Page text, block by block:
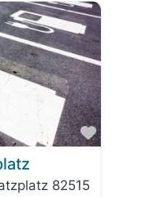
Favorit
82515